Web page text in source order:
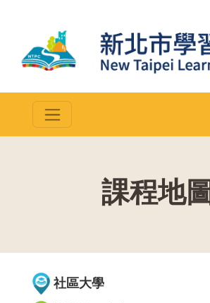
課程地圖
社區大學